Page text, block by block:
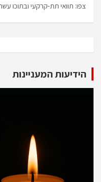
צפו: תוואי תת-קרקעי ובתוכו
הידיעות המעניינות